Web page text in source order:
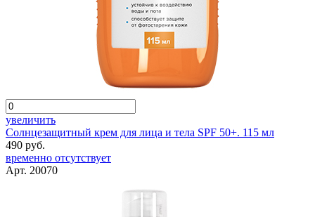
увеличить
Солнцезащитный крем для лица и тела SPF 50+. 115 мл
490 руб.
временно отсутствует
Арт. 20070